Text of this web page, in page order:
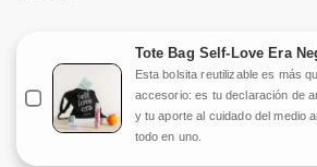
mucho más aliviado.
Tamaño: 30 ml.
Tote Bag Self-Love Era
Esta bolsita reutilizable es más
accesorio: es tu declaración de
y tu aporte al cuidado del medio
todo en uno.